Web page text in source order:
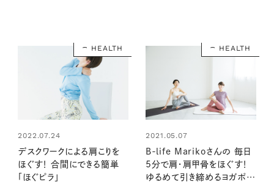
HEALTH
2022.07.24
デスクワークによる肩こりを
ほぐす！ 合間にできる簡単
「ほぐピラ」
HEALTH
2021.05.07
B-life Marikoさんの 毎日
5分で肩・肩甲骨をほぐす！
ゆるめて引き締めるヨガポー